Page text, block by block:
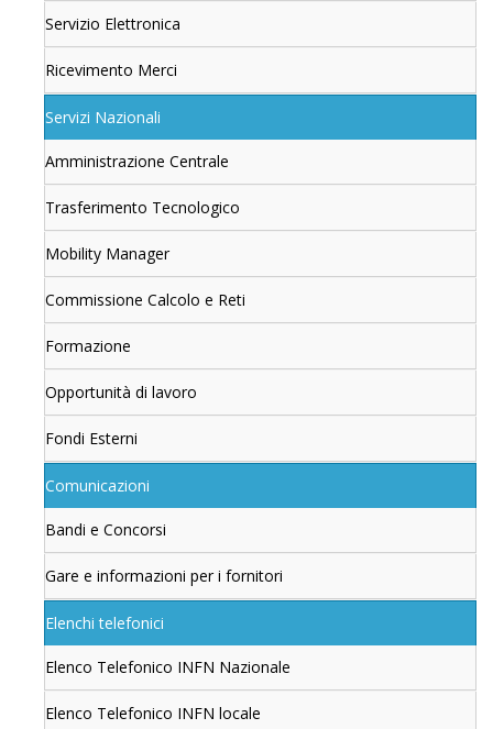
Servizio Elettronica
Ricevimento Merci
Servizi Nazionali
Amministrazione Centrale
Trasferimento Tecnologico
Mobility Manager
Commissione Calcolo e Reti
Formazione
Opportunità di lavoro
Fondi Esterni
Comunicazioni
Bandi e Concorsi
Gare e informazioni per i fornitori
Elenchi telefonici
Elenco Telefonico INFN Nazionale
Elenco Telefonico INFN locale